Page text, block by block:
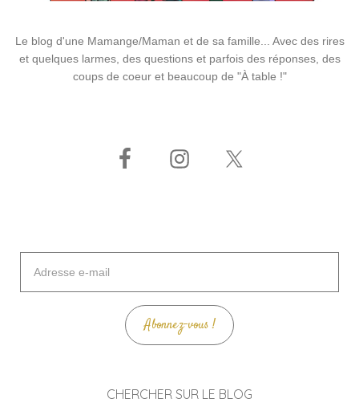
Le blog d'une Mamange/Maman et de sa famille... Avec des rires
et quelques larmes, des questions et parfois des réponses, des
coups de coeur et beaucoup de "À table !"
mail
Abonnez-vous !
CHERCHER SUR LE BLOG